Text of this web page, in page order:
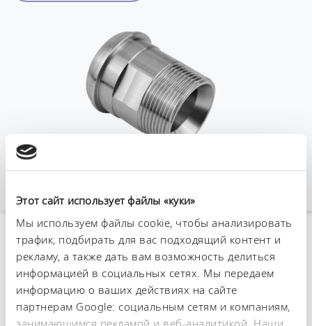
Этот сайт использует файлы «куки»
Мы используем файлы cookie, чтобы анализировать
трафик, подбирать для вас подходящий контент и
рекламу, а также дать вам возможность делиться
информацией в социальных сетях. Мы передаем
информацию о ваших действиях на сайте
партнерам Google: социальным сетям и компаниям,
занимающимся рекламой и веб-аналитикой. Наши
К обзору аксессуаров
Технические
характеристики (согл.